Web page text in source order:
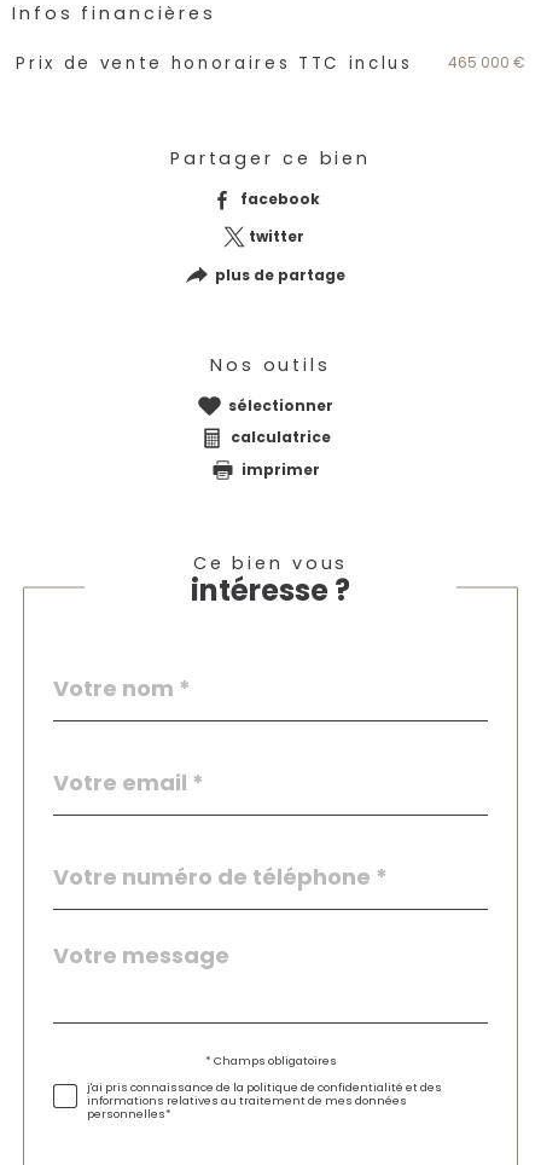
Infos financières
Caractéristiques Valeurs
Prix de vente honoraires TTC inclus 465 000 €
Partager ce bien
facebook
twitter
plus de partage
Nos outils
sélectionner
calculatrice
imprimer
Ce bien vous
intéresse ?
par
*
*
*
Fieldset
par
Message
*
* Champs obligatoires
j'ai pris connaissance de la politique de confidentialité et des
informations relatives au traitement de mes données
personnelles*